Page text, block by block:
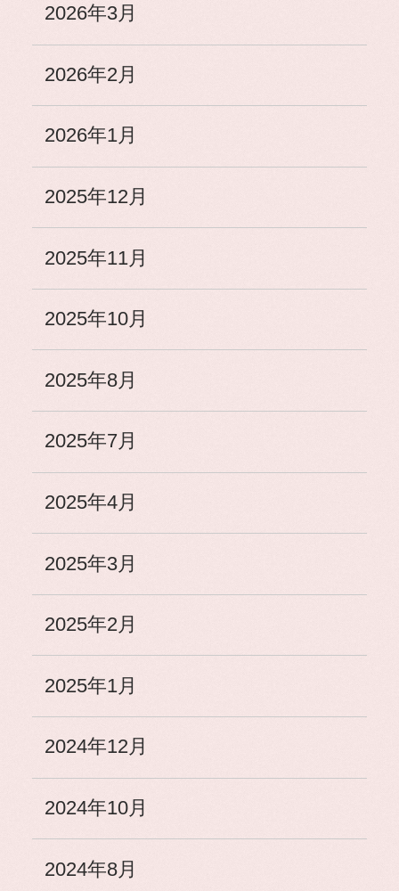
2026年3月
2026年2月
2026年1月
2025年12月
2025年11月
2025年10月
2025年8月
2025年7月
2025年4月
2025年3月
2025年2月
2025年1月
2024年12月
2024年10月
2024年8月